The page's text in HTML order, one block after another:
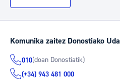
Komunika zaitez Donostiako
010(doan Donostiatik)
(+34) 943 481 000